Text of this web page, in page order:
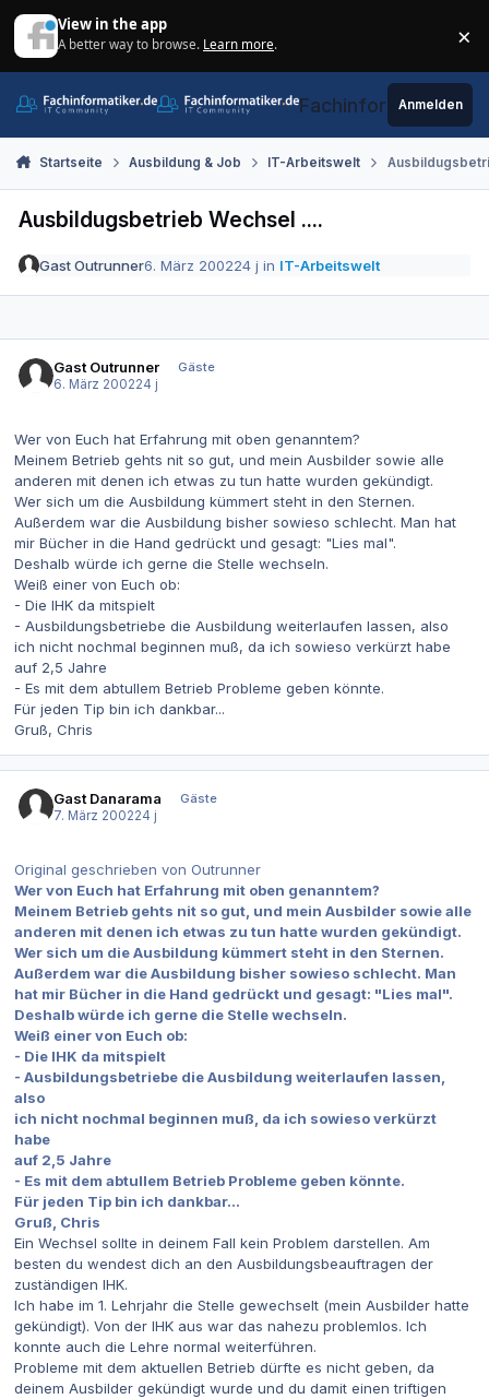
View in the app
A better way to browse. Learn more. ×
Fachinformatiker.de
Anmelden
Startseite Ausbildung & Job IT-Arbeitswelt
Ausbildugsbetrieb Wechsel ....
Gast Outrunner6. März 200224 j in IT-Arbeitswelt
Gast Outrunner
Gäste
6. März 200224 j
Wer von Euch hat Erfahrung mit oben genanntem?
Meinem Betrieb gehts nit so gut, und mein Ausbilder sowie alle
anderen mit denen ich etwas zu tun hatte wurden gekündigt.
Wer sich um die Ausbildung kümmert steht in den Sternen.
Außerdem war die Ausbildung bisher sowieso schlecht. Man hat
mir Bücher in die Hand gedrückt und gesagt: "Lies mal".
Deshalb würde ich gerne die Stelle wechseln.
Weiß einer von Euch ob:
- Die IHK da mitspielt
- Ausbildungsbetriebe die Ausbildung weiterlaufen lassen, also
ich nicht nochmal beginnen muß, da ich sowieso verkürzt habe
auf 2,5 Jahre
- Es mit dem abtullem Betrieb Probleme geben könnte.
Für jeden Tip bin ich dankbar...
Gruß, Chris
Gast Danarama
Gäste
7. März 200224 j
Original geschrieben von Outrunner
Wer von Euch hat Erfahrung mit oben genanntem?
Meinem Betrieb gehts nit so gut, und mein Ausbilder sowie alle
anderen mit denen ich etwas zu tun hatte wurden gekündigt.
Wer sich um die Ausbildung kümmert steht in den Sternen.
Außerdem war die Ausbildung bisher sowieso schlecht. Man
hat mir Bücher in die Hand gedrückt und gesagt: "Lies mal".
Deshalb würde ich gerne die Stelle wechseln.
Weiß einer von Euch ob:
- Die IHK da mitspielt
- Ausbildungsbetriebe die Ausbildung weiterlaufen lassen,
also
ich nicht nochmal beginnen muß, da ich sowieso verkürzt
habe
auf 2,5 Jahre
- Es mit dem abtullem Betrieb Probleme geben könnte.
Für jeden Tip bin ich dankbar...
Gruß, Chris
Ein Wechsel sollte in deinem Fall kein Problem darstellen. Am
besten du wendest dich an den Ausbildungsbeauftragen der
zuständigen IHK.
Ich habe im 1. Lehrjahr die Stelle gewechselt (mein Ausbilder hatte
gekündigt). Von der IHK aus war das nahezu problemlos. Ich
konnte auch die Lehre normal weiterführen.
Probleme mit dem aktuellen Betrieb dürfte es nicht geben, da
deinem Ausbilder gekündigt wurde und du damit einen triftigen